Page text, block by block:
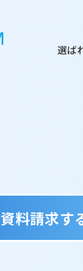
選ば
資料請求す